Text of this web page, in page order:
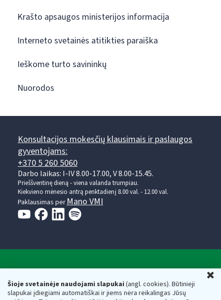
Šioje svetainėje naudojami slapukai(angl. cookies). Būtinieji
slapukai įdiegiami automatiškai ir jiems nėra reikalingas Jūsų
Krašto apsaugos ministerijos informacija
Interneto svetainės atitikties paraiška
Ieškome turto savininkų
Nuorodos
Konsultacijos mokesčių klausimais ir paslaugos
gyventojams:
+370 5 260 5060
Darbo laikas: I-IV 8.00-17.00, V 8.00-15.45.
Prieššventinę dieną - viena valanda trumpiau.
Kiekvieno mėnesio antrą penktadienį 8.00 val. - 12.00 val.
Paklausimas perMano VMI
Valstybinė mokesčių inspekcija prie Lietuvos
Respublikos finansų ministerijos